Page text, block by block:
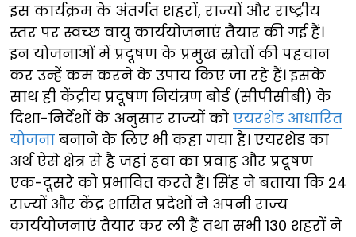
इस कार्यक्रम के अंतर्गत शहरों, राज्यों और राष्ट्रीय
स्तर पर स्वच्छ वायु कार्ययोजनाएं तैयार की गई हैं।
इन योजनाओं में प्रदूषण के प्रमुख स्रोतों की पहचान
कर उन्हें कम करने के उपाय किए जा रहे हैं। इसके
साथ ही केंद्रीय प्रदूषण नियंत्रण बोर्ड (सीपीसीबी) के
दिशा-निर्देशों के अनुसार राज्यों को एयरशेड आधारित
योजना बनाने के लिए भी कहा गया है। एयरशेड का
अर्थ ऐसे क्षेत्र से है जहां हवा का प्रवाह और प्रदूषण
एक-दूसरे को प्रभावित करते हैं। सिंह ने बताया कि 24
राज्यों और केंद्र शासित प्रदेशों ने अपनी राज्य
कार्ययोजनाएं तैयार कर ली हैं तथा सभी 130 शहरों ने